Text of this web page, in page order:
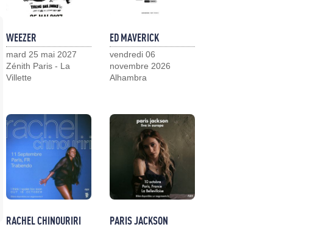
WEEZER
mard 25 mai 2027
Zénith Paris - La
Villette
ED MAVERICK
vendredi 06
novembre 2026
Alhambra
RACHEL CHINOURIRI PARIS JACKSON